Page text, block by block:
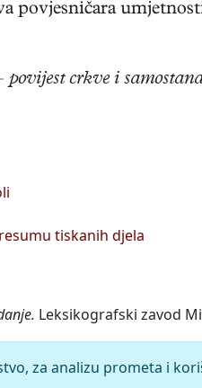
povjesničara
povijest crkve i
tiskanih djela
Leksikografski zavod
za analizu prometa i